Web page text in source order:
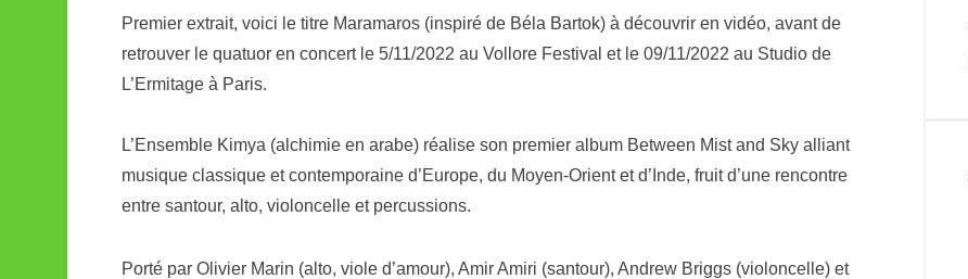
Premier extrait, voici le titre Maramaros (inspiré de Béla Bartok) à découvrir en vidéo, avant de
retrouver le quatuor en concert le 5/11/2022 au Vollore Festival et le 09/11/2022 au Studio de
L’Ermitage à Paris.
L’Ensemble Kimya (alchimie en arabe) réalise son premier album Between Mist and Sky alliant
musique classique et contemporaine d’Europe, du Moyen-Orient et d’Inde, fruit d’une rencontre
entre santour, alto, violoncelle et percussions.
Porté par Olivier Marin (alto, viole d’amour), Amir Amiri (santour), Andrew Briggs (violoncelle) et